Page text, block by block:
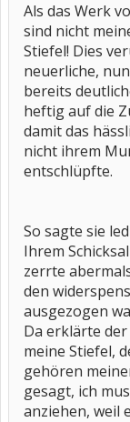
Als das Werk
sind nicht
Stiefel! Dies
neuerliche, nun
bereits
heftig auf die
damit das
nicht ihrem
entschlüpfte.
So sagte sie
Ihrem
zerrte
den
ausgezogen
Da erklärte
meine Stiefel,
gehören
gesagt, ich
anziehen, weil